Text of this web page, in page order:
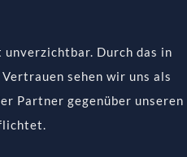
Durch das in
sehen wir uns als
Partner gegenüber unseren